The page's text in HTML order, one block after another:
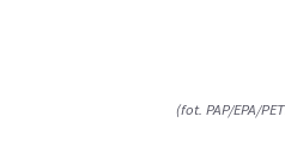
(fot. PAP/EPA/